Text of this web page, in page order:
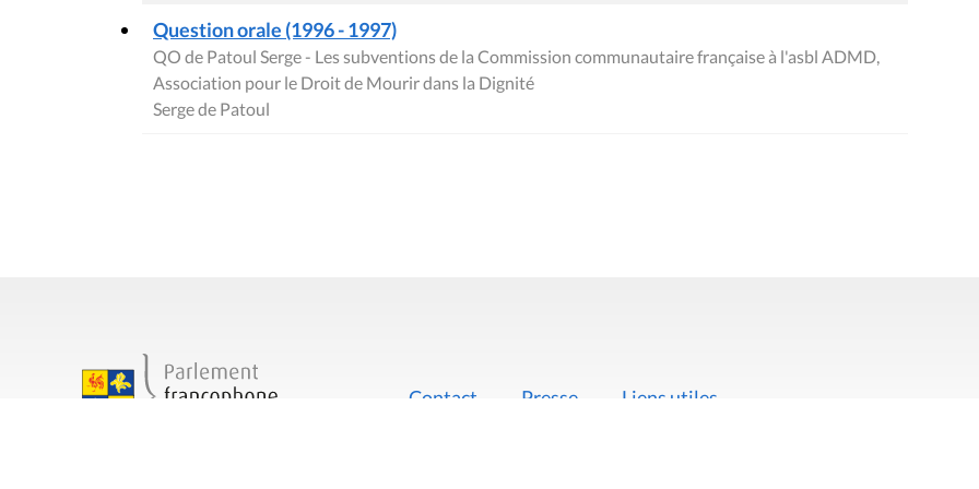
Question orale (1996 - 1997)
QO de Patoul Serge - Les subventions de la Commission communautaire française à l'asbl ADMD,
Association pour le Droit de Mourir dans la Dignité
Serge de Patoul
Contact Presse Liens utiles